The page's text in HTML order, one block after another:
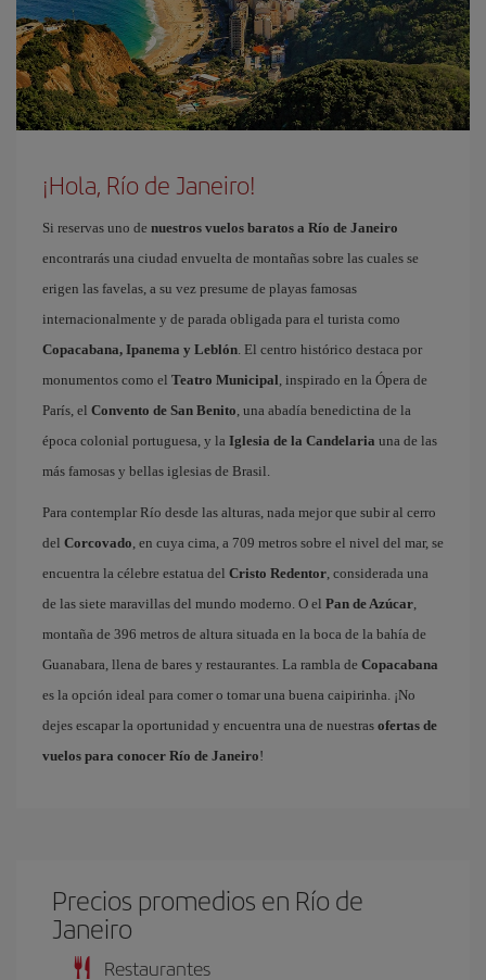
¡Hola, Río de Janeiro!
Si reservas uno de nuestros vuelos baratos a Río de Janeiro
encontrarás una ciudad envuelta de montañas sobre las cuales se
erigen las favelas, a su vez presume de playas famosas
internacionalmente y de parada obligada para el turista como
Copacabana, Ipanema y Leblón. El centro histórico destaca por
monumentos como el Teatro Municipal, inspirado en la Ópera de
París, el Convento de San Benito, una abadía benedictina de la
época colonial portuguesa, y la Iglesia de la Candelaria una de las
más famosas y bellas iglesias de Brasil.
Para contemplar Río desde las alturas, nada mejor que subir al cerro
del Corcovado, en cuya cima, a 709 metros sobre el nivel del mar, se
encuentra la célebre estatua del Cristo Redentor, considerada una
de las siete maravillas del mundo moderno. O el Pan de Azúcar,
montaña de 396 metros de altura situada en la boca de la bahía de
Guanabara, llena de bares y restaurantes. La rambla de Copacabana
es la opción ideal para comer o tomar una buena caipirinha. ¡No
dejes escapar la oportunidad y encuentra una de nuestras ofertas de
vuelos para conocer Río de Janeiro!
Precios promedios en Río de
Janeiro
Restaurantes